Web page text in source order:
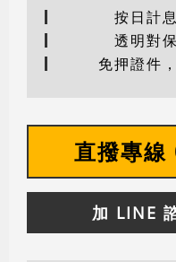
按日計
透明對
免押證件
直撥專
加 LINE